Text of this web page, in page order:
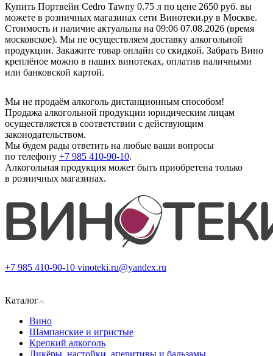
Купить Портвейн Cedro Tawny 0.75 л по цене 2650 руб. вы
можете в розничных магазинах сети Винотеки.ру в Москве.
Стоимость и наличие актуальны на 09:06 07.08.2026 (время
московское). Мы не осуществляем доставку алкогольной
продукции. Закажите товар онлайн со скидкой. Забрать Вино
креплёное можно в наших винотеках, оплатив наличными
или банковской картой.
Мы не продаём алкоголь дистанционным способом!
Продажа алкогольной продукции юридическим лицам
осуществляется в соответствии с действующим
законодательством.
Мы будем рады ответить на любые ваши вопросы
по телефону +7 985 410-90-10.
Алкогольная продукция может быть приобретена только
в розничных магазинах.
+7 985 410-90-10 vinoteki.ru@yandex.ru
Каталог
Вино
Шампанские и игристые
Крепкий алкоголь
Ликёры, настойки, аперитивы и бальзамы